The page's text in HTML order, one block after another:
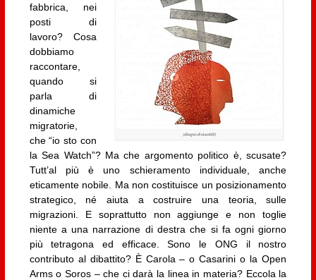
fabbrica, nei
posti di
lavoro? Cosa
dobbiamo
raccontare,
quando si
parla di
dinamiche
migratorie,
che “io sto con
la Sea Watch”? Ma che argomento politico è, scusate?
Tutt’al più è uno schieramento individuale, anche
eticamente nobile. Ma non costituisce un posizionamento
strategico, né aiuta a costruire una teoria, sulle
migrazioni. E soprattutto non aggiunge e non toglie
niente a una narrazione di destra che si fa ogni giorno
più tetragona ed efficace. Sono le ONG il nostro
contributo al dibattito? È Carola – o Casarini o la Open
Arms o Soros – che ci darà la linea in materia? Eccola la